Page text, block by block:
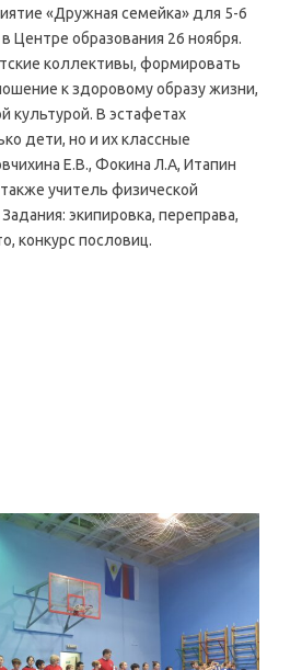
«Дружная семейка» для 5-6
Центре образования 26 ноября.
коллективы, формировать
к здоровому образу жизни,
культурой. В эстафетах
дети, но и их классные
Е.В., Фокина Л.А, Итапин
учитель физической
экипировка, переправа,
конкурс пословиц.